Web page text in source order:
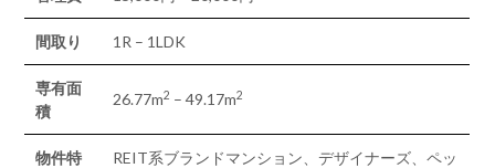
間取り 1R – 1LDK
専有面
積
26.77m2 – 49.17m2
物件特
REIT系ブランドマンション、デザイナーズ、ペッ